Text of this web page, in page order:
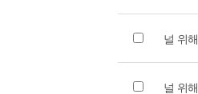
널 위해
널 위해